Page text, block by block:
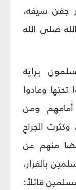
جفن سيفه،
صلى الله
براية
وعادوا
ومن
الجراح
منهم عن
بالفرار،
قائلاً: